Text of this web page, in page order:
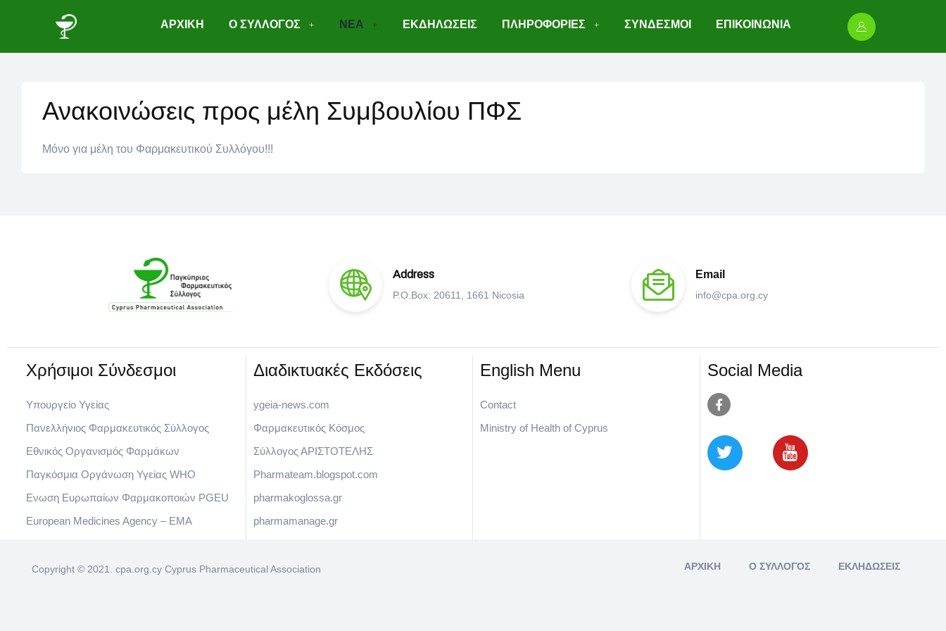
ΑΡΧΙΚΗ Ο ΣΥΛΛΟΓΟΣ ΝΕΑ ΕΚΔΗΛΩΣΕΙΣ ΠΛΗΡΟΦΟΡΙΕΣ ΣΥΝΔΕΣΜΟΙ ΕΠΙΚΟΙΝΩΝΙΑ
Ανακοινώσεις προς μέλη Συμβουλίου ΠΦΣ
Μόνο για μέλη του Φαρμακευτικού Συλλόγου!!!
Address
P.O.Box: 20611, 1661 Nicosia
Email
info@cpa.org.cy
Χρήσιμοι Σύνδεσμοι​
Υπουργείο Υγείας
Πανελλήνιος Φαρμακευτικός Σύλλογος
Εθνικός Οργανισμός Φαρμάκων
Παγκόσμια Οργάνωση Υγείας WHO
Eνωση Ευρωπαίων Φαρμακοποιών PGEU
European Medicines Agency – EMA
Διαδικτυακές Εκδόσεις
ygeia-news.com
Φαρμακευτικός Κόσμος
Σύλλογος ΑΡΙΣΤΟΤΕΛΗΣ
Pharmateam.blogspot.com
pharmakoglossa.gr
pharmamanage.gr
English Menu
Contact
Ministry of Health of Cyprus
Social Media
Copyright © 2021. cpa.org.cy Cyprus Pharmaceutical Association ΑΡΧΙΚΗ Ο ΣΥΛΛΟΓΟΣ ΕΚΛΗΔΩΣΕΙΣ